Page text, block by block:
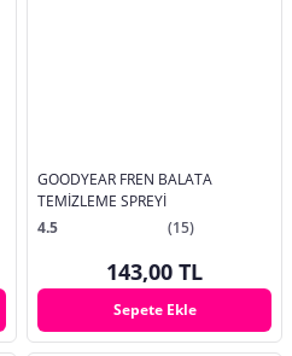
GOODYEAR FREN BALATA
TEMİZLEME SPREYİ
4.5
(15)
143,00 TL
Sepete Ekle